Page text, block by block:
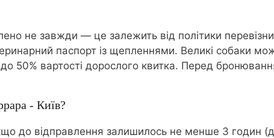
не завжди — це залежить від політики
паспорт із щепленнями. Великі собаки
до 50% вартості дорослого квитка. Перед
- Київ?
до відправлення залишилось не менше 3 годин